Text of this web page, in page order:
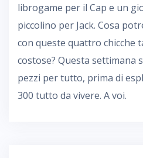
librogame per il Cap e un
piccolino per Jack. Cosa
con queste quattro chicche
costose? Questa settimana
pezzi per tutto, prima di
300 tutto da vivere. A voi.